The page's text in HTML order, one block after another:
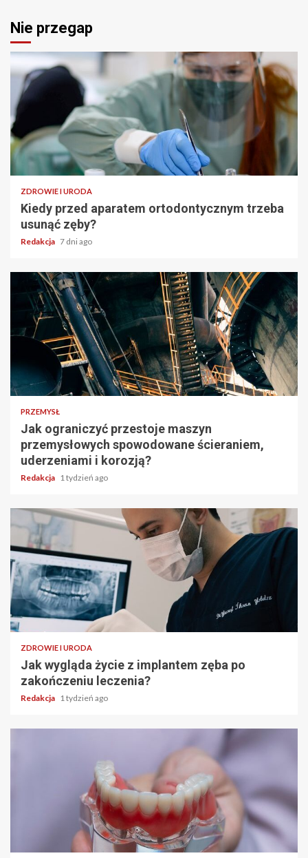
Nie przegap
ZDROWIE I URODA
Kiedy przed aparatem ortodontycznym trzeba
usunąć zęby?
Redakcja 7 dni ago
PRZEMYSŁ
Jak ograniczyć przestoje maszyn
przemysłowych spowodowane ścieraniem,
uderzeniami i korozją?
Redakcja 1 tydzień ago
ZDROWIE I URODA
Jak wygląda życie z implantem zęba po
zakończeniu leczenia?
Redakcja 1 tydzień ago